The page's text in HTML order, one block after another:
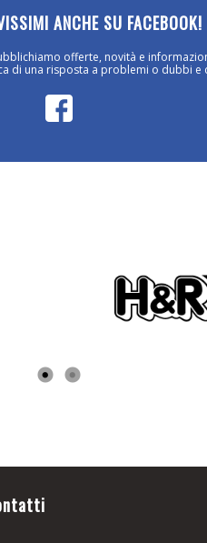
ANCHE SU FACEBOOK!
offerte, novità e
di una risposta a problemi o dubbi